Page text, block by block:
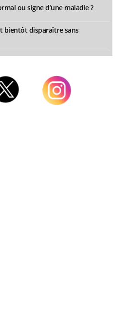
ou signe d’une maladie ?
bientôt disparaître sans